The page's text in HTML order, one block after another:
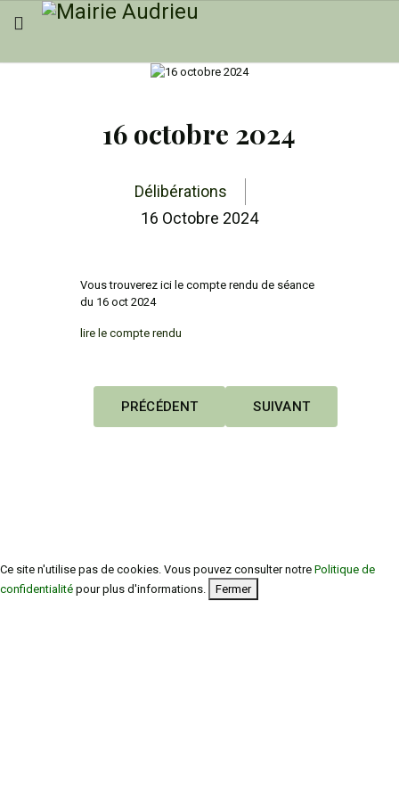
16 octobre 2024
Délibérations
16 Octobre 2024
Vous trouverez ici le compte rendu de séance
du 16 oct 2024
lire le compte rendu
ARTICLE PRÉCÉDENT : 11 DÉC 2024
PRÉCÉDENT ARTICLE SUIVANT : 8
SUIVANT
Ce site n'utilise pas de cookies. Vous pouvez consulter notre Politique de
confidentialité pour plus d'informations. Fermer